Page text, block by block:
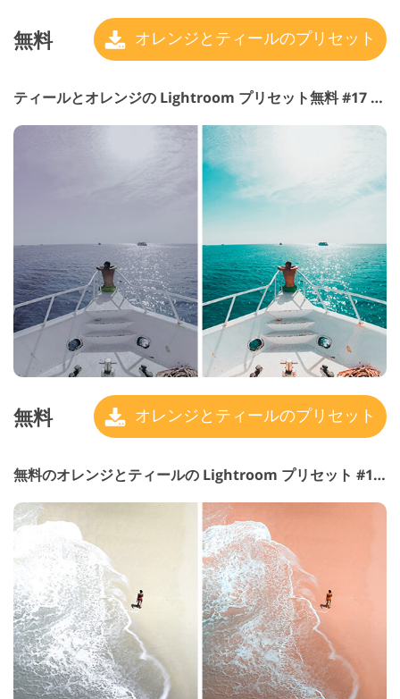
無料 オレンジとティールのプリセット
ティールとオレンジの Lightroom プリセット無料 #17 "Passion"
無料 オレンジとティールのプリセット
無料のオレンジとティールの Lightroom プリセット #18 "Oscar"